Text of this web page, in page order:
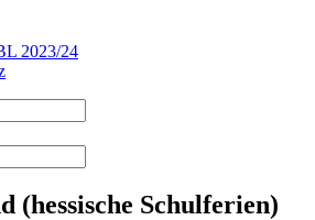
2023/24
(hessische Schulferien)